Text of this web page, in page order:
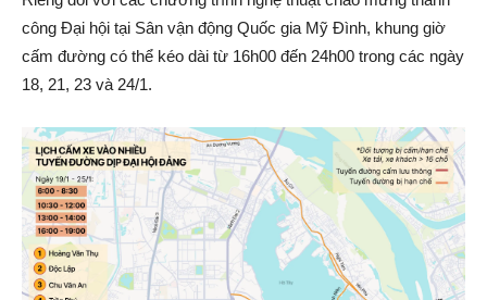
công Đại hội tại Sân vận động Quốc gia Mỹ Đình, khung giờ
cấm đường có thể kéo dài từ 16h00 đến 24h00 trong các ngày
18, 21, 23 và 24/1.